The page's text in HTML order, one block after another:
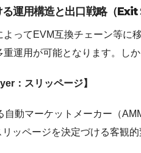
運用構造と出口戦略（
よってEVM互換チェーン等に
重運用が可能となります。し
：スリッページ】
自動マーケットメーカー（
リッページを決定づける客観的